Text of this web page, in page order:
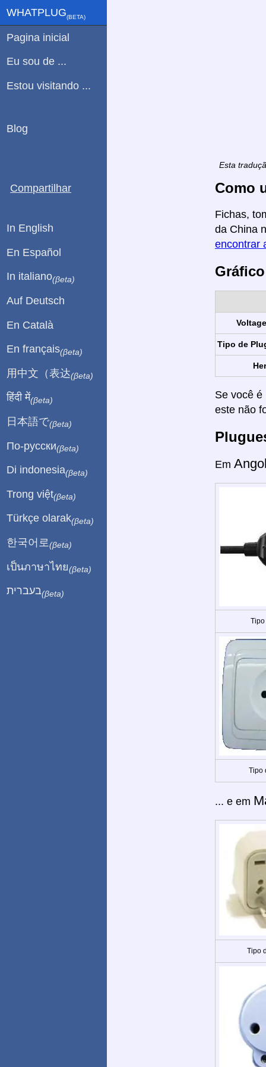
Esta
Como
Fichas,
da China
encontrar
Tipo de
Se você é
este não
Em
Tipo
... e em
Tipo
WHATPLUG(ΒETA)
Pagina inicial
Eu sou de ...
Estou visitando ...
Blog
Compartilhar
In English
En Español
In italiano(βeta)
Auf Deutsch
En Català
En français(βeta)
用中文（表达(βeta)
हिंदी में(βeta)
日本語で(βeta)
По-русски(βeta)
Di indonesia(βeta)
Trong việt(βeta)
Türkçe olarak(βeta)
한국어로 (βeta)
เป็นภาษาไทย(βeta)
בעברית(βeta)